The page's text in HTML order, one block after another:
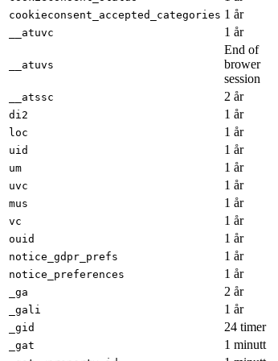
cookieconsent_accepted_categories 1 år
__atuvc 1 år
__atuvs
End of
brower
session
__atssc 2 år
di2 1 år
loc 1 år
uid 1 år
um 1 år
uvc 1 år
mus 1 år
vc 1 år
ouid 1 år
notice_gdpr_prefs 1 år
notice_preferences 1 år
_ga 2 år
_gali 1 år
_gid 24 timer
_gat 1 minutt